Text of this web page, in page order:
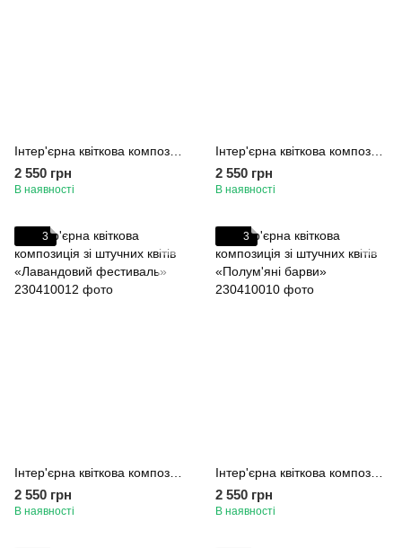
2 550 грн
В наявності
2 550 грн
В наявності
3
2 550 грн
В наявності
3
2 550 грн
В наявності